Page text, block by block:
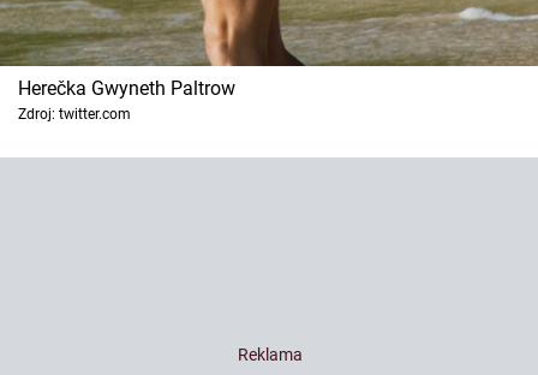
Herečka Gwyneth Paltrow
Zdroj: twitter.com